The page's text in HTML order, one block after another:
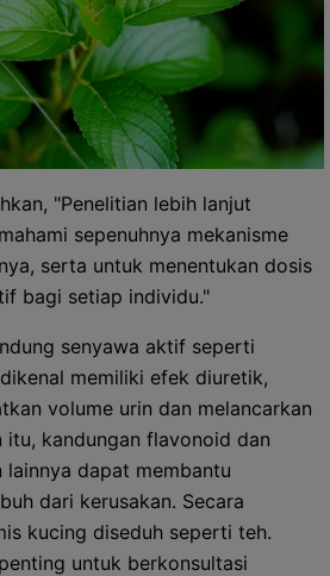
"Penelitian lebih lanjut
sepenuhnya mekanisme
serta untuk menentukan dosis
bagi setiap individu."
senyawa aktif seperti
memiliki efek diuretik,
volume urin dan melancarkan
itu, kandungan flavonoid dan
lainnya dapat membantu
dari kerusakan. Secara
kucing diseduh seperti teh.
untuk berkonsultasi